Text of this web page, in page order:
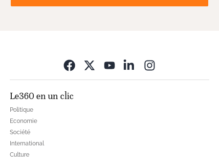
Le360 en un clic
Politique
Economie
Société
International
Culture